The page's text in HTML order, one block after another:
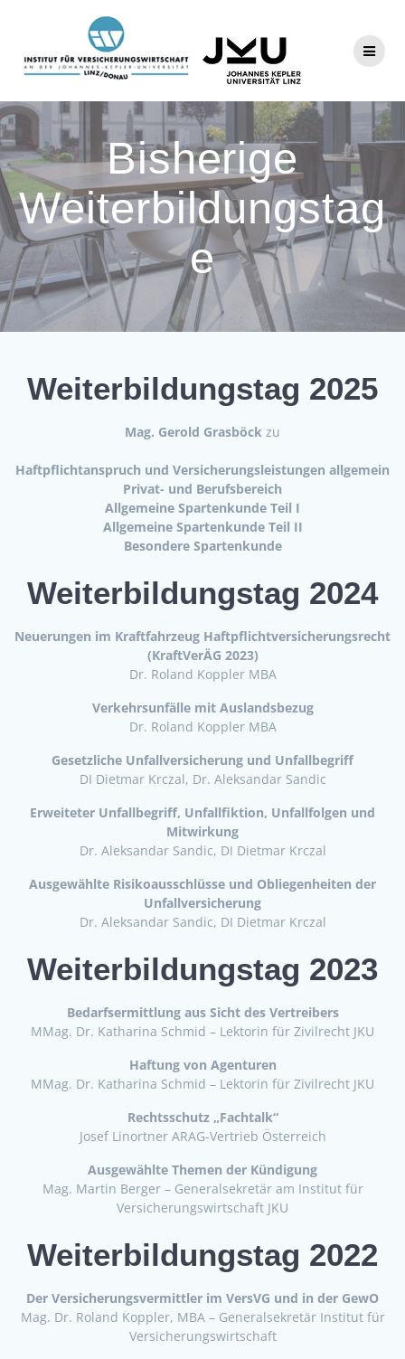
springen
Bisherige
Weiterbildungstag
e
Weiterbildungstag 2025
Mag. Gerold Grasböck zu
Haftpflichtanspruch und Versicherungsleistungen allgemein
Privat- und Berufsbereich
Allgemeine Spartenkunde Teil I
Allgemeine Spartenkunde Teil II
Besondere Spartenkunde
Weiterbildungstag 2024
Neuerungen im Kraftfahrzeug Haftpflichtversicherungsrecht
(KraftVerÄG 2023)
Dr. Roland Koppler MBA
Verkehrsunfälle mit Auslandsbezug
Dr. Roland Koppler MBA
Gesetzliche Unfallversicherung und Unfallbegriff
DI Dietmar Krczal, Dr. Aleksandar Sandic
Erweiteter Unfallbegriff, Unfallfiktion, Unfallfolgen und
Mitwirkung
Dr. Aleksandar Sandic, DI Dietmar Krczal
Ausgewählte Risikoausschlüsse und Obliegenheiten der
Unfallversicherung
Dr. Aleksandar Sandic, DI Dietmar Krczal
Weiterbildungstag 2023
Bedarfsermittlung aus Sicht des Vertreibers
MMag. Dr. Katharina Schmid – Lektorin für Zivilrecht JKU
Haftung von Agenturen
MMag. Dr. Katharina Schmid – Lektorin für Zivilrecht JKU
Rechtsschutz „Fachtalk“
Josef Linortner ARAG-Vertrieb Österreich
Ausgewählte Themen der Kündigung
Mag. Martin Berger – Generalsekretär am Institut für
Versicherungswirtschaft JKU
Weiterbildungstag 2022
Der Versicherungsvermittler im VersVG und in der GewO
Mag. Dr. Roland Koppler, MBA – Generalsekretär Institut für
Versicherungswirtschaft